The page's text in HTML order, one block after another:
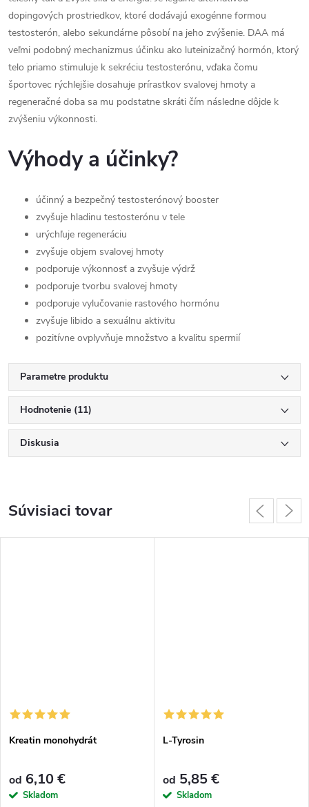
dopingových prostriedkov, ktoré dodávajú exogénne formou
testosterón, alebo sekundárne pôsobí na jeho zvýšenie. DAA má
veľmi podobný mechanizmus účinku ako luteinizačný hormón, ktorý
telo priamo stimuluje k sekréciu testosterónu, vďaka čomu
športovec rýchlejšie dosahuje prírastkov svalovej hmoty a
regeneračné doba sa mu podstatne skráti čím následne dôjde k
zvýšeniu výkonnosti.
Výhody a účinky?
účinný a bezpečný testosterónový booster
zvyšuje hladinu testosterónu v tele
urýchľuje regeneráciu
zvyšuje objem svalovej hmoty
podporuje výkonnosť a zvyšuje výdrž
podporuje tvorbu svalovej hmoty
podporuje vylučovanie rastového hormónu
zvyšuje libido a sexuálnu aktivitu
pozitívne ovplyvňuje množstvo a kvalitu spermií
Parametre produktu
Hodnotenie (11)
Diskusia
Súvisiaci tovar
Kreatin monohydrát
od 6,10 €
Skladom
L-Tyrosin
od 5,85 €
Skladom